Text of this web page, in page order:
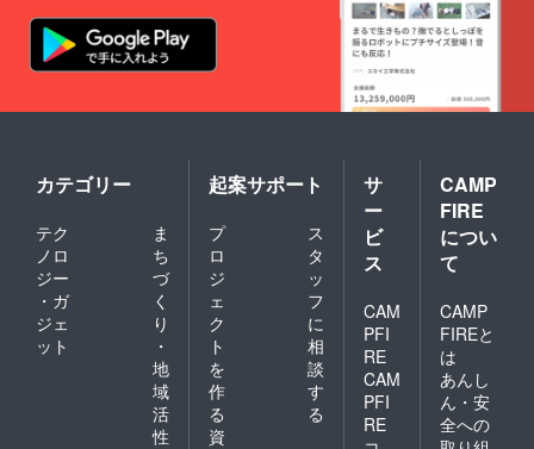
カテゴリー
テク
ノロ
ジー
・ガ
ジェ
ット
ま
ち
づ
く
り
・
地
域
活
性
起案サポート
プ
ロ
ジ
ェ
ク
ト
を
作
る
ス
タ
ッ
フ
に
相
談
す
る
資
サ
ー
ビ
ス
CAM
PFI
RE
CAM
PFI
RE
CAMP
FIRE
につい
て
CAMP
FIREと
は
あんし
ん・安
全への